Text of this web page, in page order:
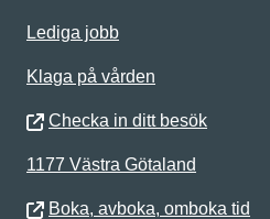
Lediga jobb
Klaga på vården
Checka in ditt besök
1177 Västra Götaland
Boka, avboka, omboka tid